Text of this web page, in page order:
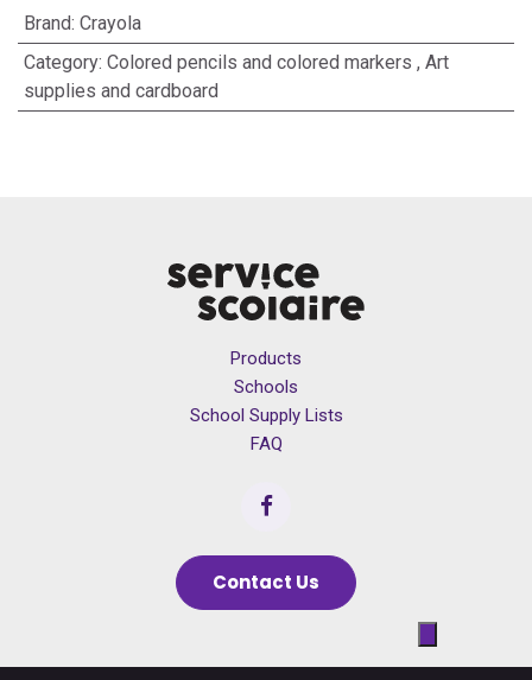
Brand: Crayola
Category: Colored pencils and colored markers , Art
supplies and cardboard
Products
Schools
School Supply Lists
FAQ
Contact Us